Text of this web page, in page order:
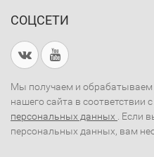
СОЦСЕТИ
Мы получаем и обрабатываем
нашего сайта в соответствии с
персональных данных . Если
персональных данных, вам